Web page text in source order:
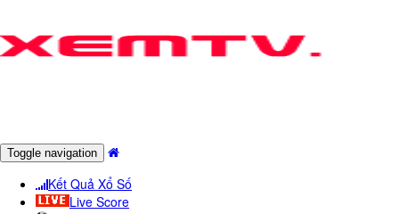
Toggle navigation
Kết Quả Xổ Số
Live Score